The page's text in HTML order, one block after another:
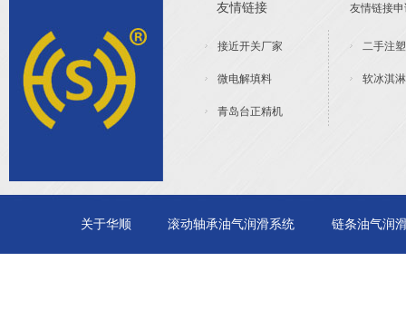
友情链接
友情链接
接近开关厂家 二手注
微电解填料 软冰淇
青岛台正精机
关于华顺 滚动轴承油气润滑系统 链条油气润